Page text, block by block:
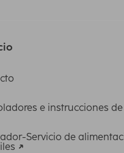
e instrucciones
Servicio de